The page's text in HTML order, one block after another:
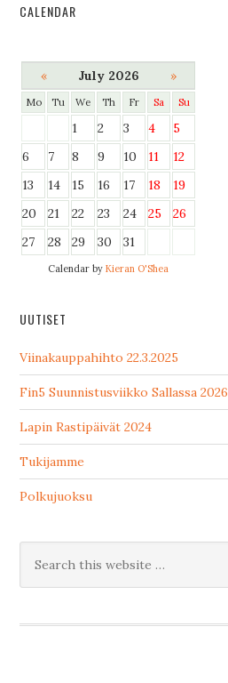
CALENDAR
« July 2026 »
Mo Tu We Th Fr Sa Su
1 2 3 4
5
6
7 8 9 10 11
12
13
14 15 16 17 18
19
20
21 22 23 24 25
26
27
28 29 30 31
Calendar byKieran O'Shea
UUTISET
Viinakauppahihto 22.3.2025
Fin5 Suunnistusviikko Sallassa 2026
Lapin Rastipäivät 2024
Tukijamme
Polkujuoksu